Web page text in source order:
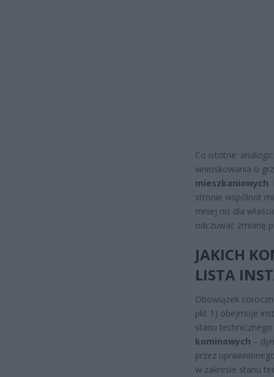
Co istotne:
wnioskowania o
mieszkaniowych.
stronie wspólnot
mniej niż dla
odczuwać zmianę
JAKICH
LISTA
Obowiązek
pkt 1) obejmuje
stanu
kominowych –
przez
w zakresie stanu